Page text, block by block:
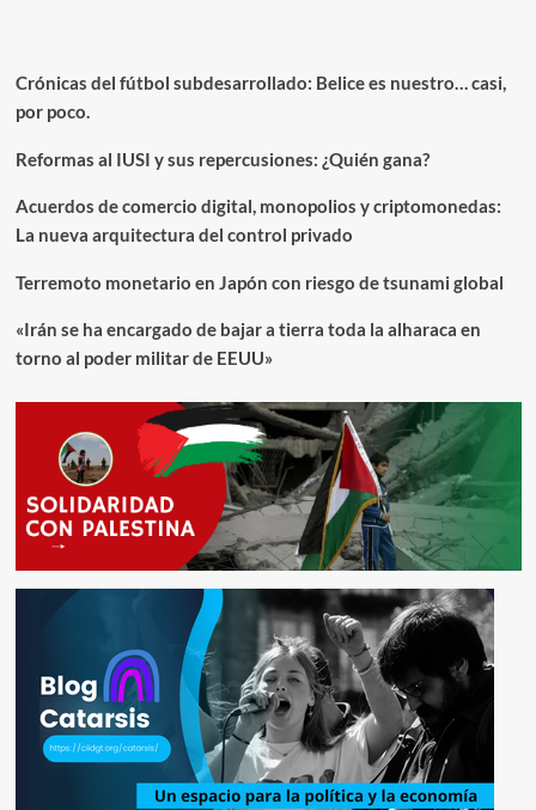
Crónicas del fútbol subdesarrollado: Belice es nuestro… casi,
por poco.
Reformas al IUSI y sus repercusiones: ¿Quién gana?
Acuerdos de comercio digital, monopolios y criptomonedas:
La nueva arquitectura del control privado
Terremoto monetario en Japón con riesgo de tsunami global
«Irán se ha encargado de bajar a tierra toda la alharaca en
torno al poder militar de EEUU»